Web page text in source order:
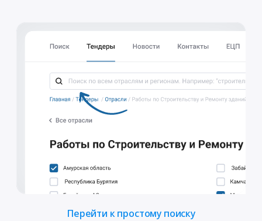
Перейти к простому поиску